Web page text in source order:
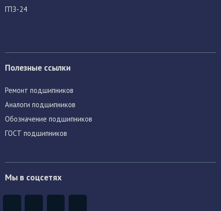
ГПЗ-24
Полезные ссылки
Ремонт подшипников
Аналоги подшипников
Обозначение подшипников
ГОСТ подшипников
Мы в соцсетях